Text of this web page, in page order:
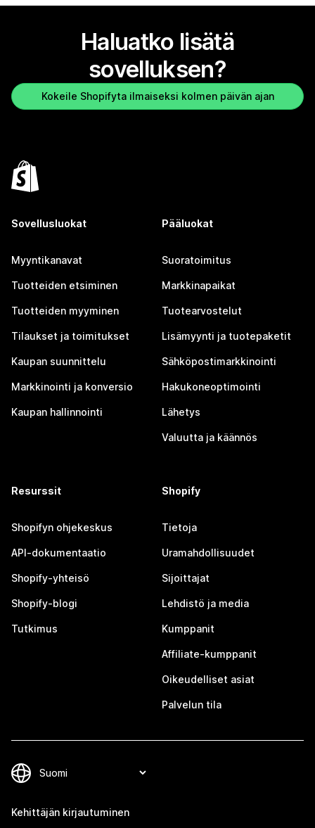
Haluatko lisätä
sovelluksen?
Kokeile Shopifyta ilmaiseksi kolmen päivän ajan
Sovellusluokat
Myyntikanavat
Tuotteiden etsiminen
Tuotteiden myyminen
Tilaukset ja toimitukset
Kaupan suunnittelu
Markkinointi ja konversio
Kaupan hallinnointi
Pääluokat
Suoratoimitus
Markkinapaikat
Tuotearvostelut
Lisämyynti ja tuotepaketit
Sähköpostimarkkinointi
Hakukoneoptimointi
Lähetys
Valuutta ja käännös
Resurssit
Shopifyn ohjekeskus
API-dokumentaatio
Shopify-yhteisö
Shopify-blogi
Tutkimus
Shopify
Tietoja
Uramahdollisuudet
Sijoittajat
Lehdistö ja media
Kumppanit
Affiliate-kumppanit
Oikeudelliset asiat
Palvelun tila
Kehittäjän kirjautuminen